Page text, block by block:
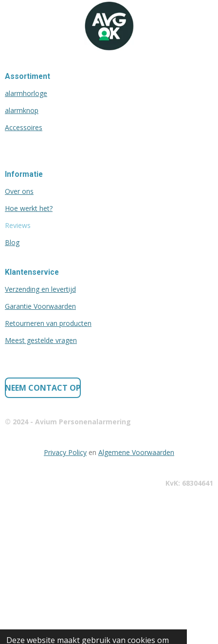
Deze website maakt gebruik van cookies om
Assortiment
alarmhorloge
alarmknop
Accessoires
Informatie
Over ons
Hoe werkt het?
Reviews
Blog
Klantenservice
Verzending en levertijd
Garantie Voorwaarden
Retourneren van producten
Meest gestelde vragen
NEEM CONTACT OP
© 2024 - Avium Personenalarmering
Privacy Policy en Algemene Voorwaarden
KvK: 68304641